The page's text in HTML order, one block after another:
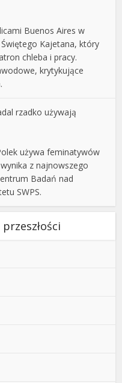
Buenos Aires w
Kajetana, który
chleba i pracy.
krytykujące
rzadko używają
używa feminatywów
z najnowszego
Badań nad
SWPS.